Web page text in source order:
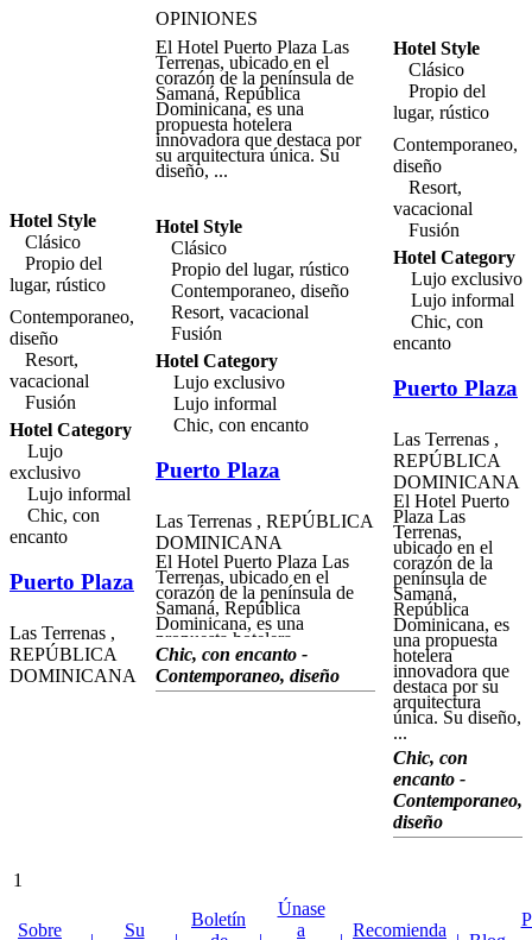
de distancia. El exclusivo
Albachiara Hotel cuenta con
una piscina y una zona de
playa privada. Sus 36
apartamentos de lujo, con
muebles hechos con hermosa
madera maciza combinan la
modernidad con el estilo
tradicional y están equipados
con todo lo que necesita para
que sus vacaciones en el
Caribe sean inolvidables.
cocina gourmet con una isla
de cocina y comedor. El
hotel ofrece servicios de
masajes, alquiler de coches e
información turística, y un
bar de aperitivos, que sirve
desayuno y almuerzo
completos. En las playas, las
actividades para los
huéspedes incluyen kitesurf
o windsurf, buceo de
superficie (snorkel), buceo,
pesca en alta mar de atún o
dorada, equitación,
navegación. Restaurantes,
bares y discotecas en los
Hotel Style
Clásico
Propio del
lugar, rústico
Contemporaneo,
diseño
Resort,
vacacional
Fusión
Hotel Category
Lujo
exclusivo
Lujo informal
Chic, con
encanto
Puerto Plaza
Las Terrenas ,
REPÚBLICA
DOMINICANA
OPINIONES
El Hotel Puerto Plaza Las
Terrenas, ubicado en el
corazón de la península de
Samaná, República
Dominicana, es una
propuesta hotelera
innovadora que destaca por
su arquitectura única. Su
diseño, ...
Hotel Style
Clásico
Propio del lugar, rústico
Contemporaneo, diseño
Resort, vacacional
Fusión
Hotel Category
Lujo exclusivo
Lujo informal
Chic, con encanto
Puerto Plaza
Las Terrenas , REPÚBLICA
DOMINICANA
El Hotel Puerto Plaza Las
Terrenas, ubicado en el
corazón de la península de
Samaná, República
Dominicana, es una
propuesta hotelera
innovadora que destaca por
su arquitectura única. Su
diseño, inspirado en la forma
comercial con tiendas, bares
y restaurantes, y las
habitaciones se ubican en las
Chic, con encanto -
Contemporaneo, diseño
Hotel Style
Clásico
Propio del
lugar, rústico
Contemporaneo,
diseño
Resort,
vacacional
Fusión
Hotel Category
Lujo exclusivo
Lujo informal
Chic, con
encanto
Puerto Plaza
Las Terrenas ,
REPÚBLICA
DOMINICANA
El Hotel Puerto
Plaza Las
Terrenas,
ubicado en el
corazón de la
península de
Samaná,
República
Dominicana, es
una propuesta
hotelera
innovadora que
destaca por su
arquitectura
única. Su diseño,
...
Chic, con
encanto -
Contemporaneo,
diseño
1
Sobre Su
Boletín
Únase
a
Recomienda